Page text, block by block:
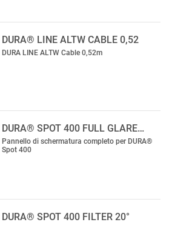
DURA® LINE ALTW CABLE 0,52
DURA LINE ALTW Cable 0,52m
DURA® SPOT 400 FULL GLARE…
Pannello di schermatura completo per DURA®
Spot 400
DURA® SPOT 400 FILTER 20°